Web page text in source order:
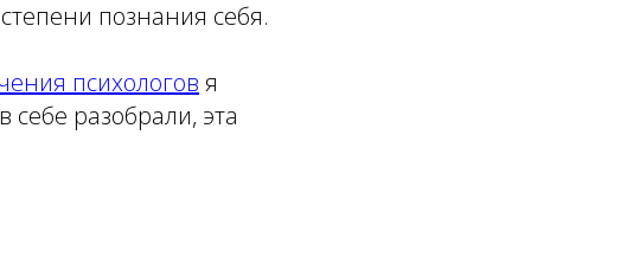
познания себя.
психологов я
себе разобрали, эта